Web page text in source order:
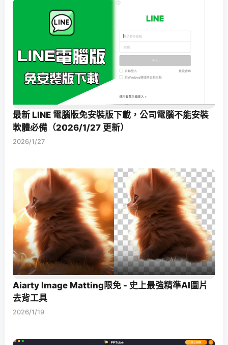
最新 LINE 電腦版免安裝版下載，公司電腦不能安裝
軟體必備（2026/1/27 更新）
2026/1/27
Aiarty Image Matting限免 - 史上最強精準AI圖片
去背工具
2026/1/19